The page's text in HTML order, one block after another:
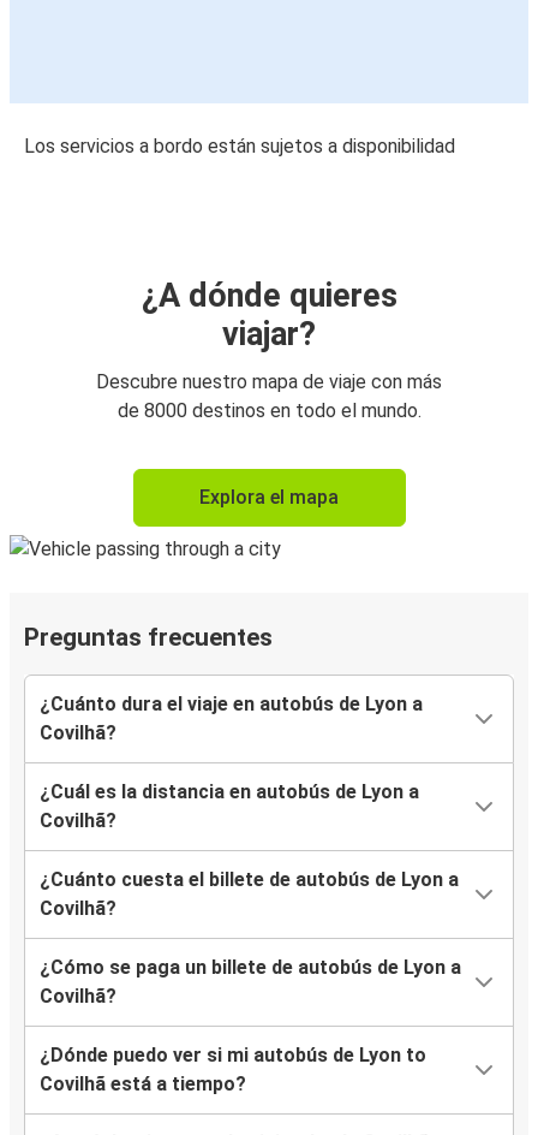
Los servicios a bordo están sujetos a disponibilidad
¿A dónde quieres
viajar?
Descubre nuestro mapa de viaje con más
de 8000 destinos en todo el mundo.
Explora el mapa
Preguntas frecuentes
¿Cuánto dura el viaje en autobús de Lyon a
Covilhã?
¿Cuál es la distancia en autobús de Lyon a
Covilhã?
¿Cuánto cuesta el billete de autobús de Lyon a
Covilhã?
¿Cómo se paga un billete de autobús de Lyon a
Covilhã?
¿Dónde puedo ver si mi autobús de Lyon to
Covilhã está a tiempo?